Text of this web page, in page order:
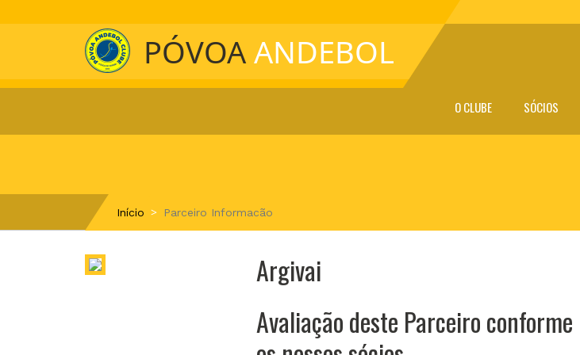
PÓVOAANDEBOL
O CLUBE SÓCIOS
Início Parceiro Informacão
Argivai
Avaliação deste Parceiro conforme